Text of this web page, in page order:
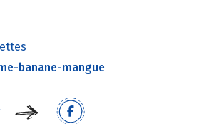
banane-mangue